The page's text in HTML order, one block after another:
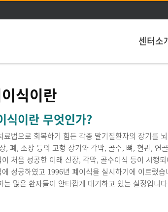
주메뉴 바로가기
본문 바로가기
센터소
식이란
식이란 무엇인가?
료법으로 회복하기 힘든 각종 말기질환자의 장기를
, 폐, 소장 등의 고형 장기와 각막, 골수, 뼈, 혈관, 연
이 처음 성공한 이래 신장, 각막, 골수이식 등이 시행
에 성공하였고 1996년 폐이식을 실시하기에 이르렀
는 많은 환자들이 안타깝게 대기하고 있는 실정입니